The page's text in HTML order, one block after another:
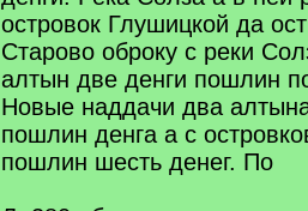
островок Глушицкой да
Старово оброку с реки
алтын две денги пошлин
Новые наддачи два
пошлин денга а с
пошлин шесть денег. По